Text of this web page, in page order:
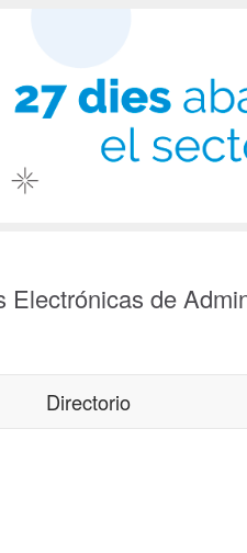
Electrónicas de
Directorio